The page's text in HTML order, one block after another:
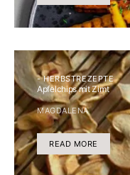
- HERBSTREZEPTE
Apfelchips mit Zimt
MAGDALENA
READ MORE